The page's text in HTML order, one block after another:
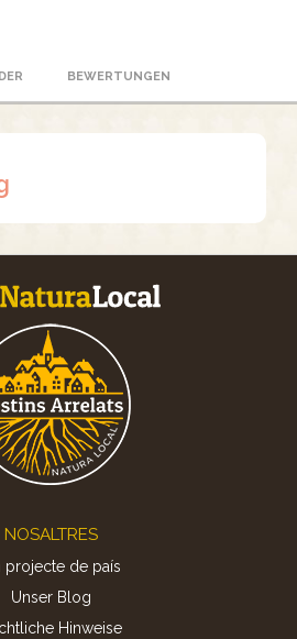
BEWERTUNGEN
NOSALTRES
projecte de país
Unser Blog
Hinweise